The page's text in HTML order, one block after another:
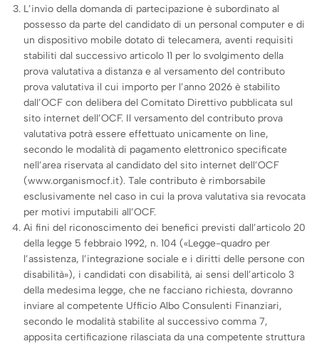
L’invio della domanda di partecipazione è subordinato al
possesso da parte del candidato di un personal computer e di
un dispositivo mobile dotato di telecamera, aventi requisiti
stabiliti dal successivo articolo 11 per lo svolgimento della
prova valutativa a distanza e al versamento del contributo
prova valutativa il cui importo per l’anno 2026 è stabilito
dall’OCF con delibera del Comitato Direttivo pubblicata sul
sito internet dell’OCF. Il versamento del contributo prova
valutativa potrà essere effettuato unicamente on line,
secondo le modalità di pagamento elettronico specificate
nell’area riservata al candidato del sito internet dell’OCF
(www.organismocf.it). Tale contributo è rimborsabile
esclusivamente nel caso in cui la prova valutativa sia revocata
per motivi imputabili all’OCF.
Ai fini del riconoscimento dei benefici previsti dall’articolo 20
della legge 5 febbraio 1992, n. 104 («Legge-quadro per
l’assistenza, l’integrazione sociale e i diritti delle persone con
disabilità»), i candidati con disabilità, ai sensi dell’articolo 3
della medesima legge, che ne facciano richiesta, dovranno
inviare al competente Ufficio Albo Consulenti Finanziari,
secondo le modalità stabilite al successivo comma 7,
apposita certificazione rilasciata da una competente struttura